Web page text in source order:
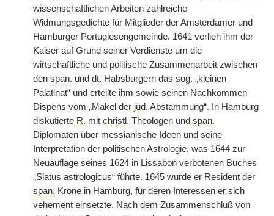
wissenschaftlichen Arbeiten zahlreiche
Widmungsgedichte für Mitglieder der Amsterdamer und
Hamburger Portugiesengemeinde. 1641 verlieh ihm der
Kaiser auf Grund seiner Verdienste um die
wirtschaftliche und politische Zusammenarbeit zwischen
den span. und dt. Habsburgern das sog. „kleinen
Palatinat“ und erteilte ihm sowie seinen Nachkommen
Dispens vom „Makel der jüd. Abstammung“. In Hamburg
diskutierte R. mit christl. Theologen und span.
Diplomaten über messianische Ideen und seine
Interpretation der politischen Astrologie, was 1644 zur
Neuauflage seines 1624 in Lissabon verbotenen Buches
„Slatus astrologicus“ führte. 1645 wurde er Resident der
span. Krone in Hamburg, für deren Interessen er sich
vehement einsetzte. Nach dem Zusammenschluß von